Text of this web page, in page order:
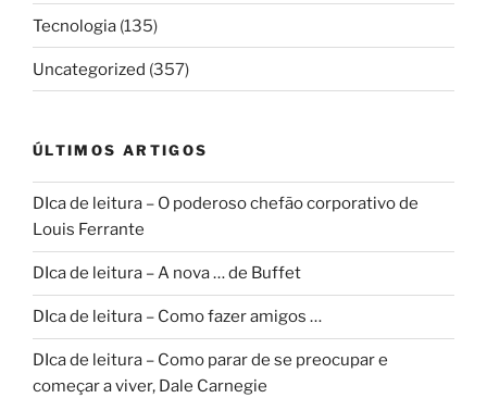
Tecnologia (135)
Uncategorized (357)
ÚLTIMOS ARTIGOS
DIca de leitura – O poderoso chefão corporativo de
Louis Ferrante
DIca de leitura – A nova … de Buffet
DIca de leitura – Como fazer amigos …
DIca de leitura – Como parar de se preocupar e
começar a viver, Dale Carnegie